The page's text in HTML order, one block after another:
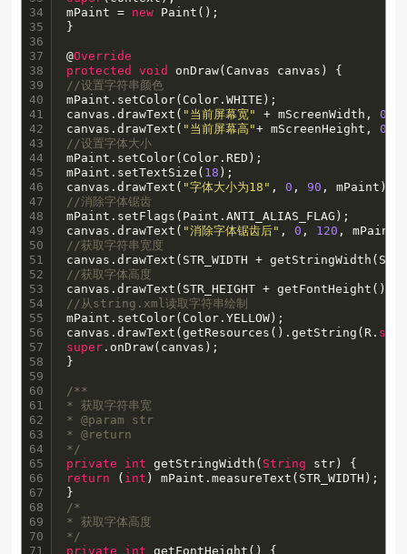
34
35
36
37
38
39
40
41
42
43
44
45
46
47
48
49
50
51
52
53
54
55
56
57
58
59
60
61
62
63
64
65
66
67
68
69
70
71
mPaint = new Paint();
}
@Override
protected
void
//设置字符串颜色
mPaint.setColor(Color.WHITE);
canvas.drawText( "当前屏幕宽" + mScreenWidth, 0
canvas.drawText( "当前屏幕高"+ mScreenHeight, 0
//设置字体大小
mPaint.setColor(Color.RED);
mPaint.setTextSize( 18 );
canvas.drawText( "字体大小为18" , 0 , 90
//消除字体锯齿
mPaint.setFlags(Paint.ANTI_ALIAS_FLAG);
canvas.drawText( "消除字体锯齿后" , 0 , 120
//获取字符串宽度
canvas.drawText(STR_WIDTH +
//获取字体高度
canvas.drawText(STR_HEIGHT + getFontHeight(),
//从string.xml读取字符串绘制
mPaint.setColor(Color.YELLOW);
canvas.drawText(getResources().getString(R.
super .onDraw(canvas);
}
/**
* 获取字符串宽
* @param str
* @return
*/
private
int getStringWidth( String
return ( int ) mPaint.measureText(STR_WIDTH);
/*
* 获取字体高度
*/
private
int getFontHeight() {